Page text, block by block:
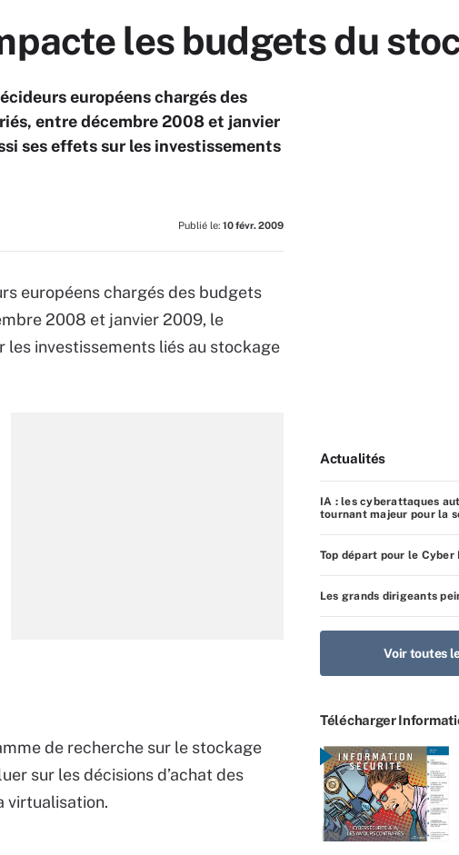
les budgets du
européens chargés des
entre décembre 2008 et janvier
ses effets sur les investissements
Publié le: 10 févr. 2009
européens chargés des budgets
2008 et janvier 2009, le
investissements liés au stockage
de recherche sur le stockage
sur les décisions d’achat des
virtualisation.
Actualités
IA : les cyberattaques
tournant majeur pour la
Top départ pour le Cyber
Les grands dirigeants
Voir toutes
Télécharger